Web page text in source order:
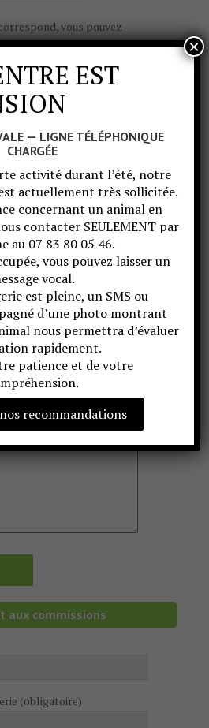
vous pouvez
vous pouvez
avec les animaux
aux commissions
(obligatoire)
EST
— LIGNE TÉLÉPHONIQUE
CHARGÉE
activité durant l’été, notre
actuellement très sollicitée.
concernant un animal en
contacter SEULEMENT par
au 07 83 80 05 46.
vous pouvez laisser un
vocal.
est pleine, un SMS ou
d’une photo montrant
nous permettra d’évaluer
rapidement.
patience et de votre
recommandations
×